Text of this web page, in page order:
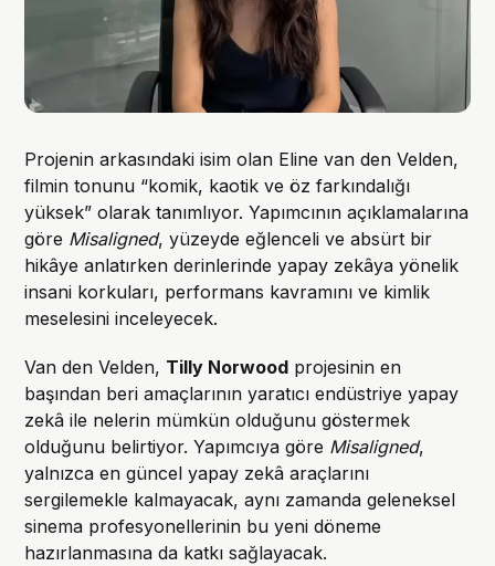
Projenin arkasındaki isim olan Eline van den Velden,
filmin tonunu “komik, kaotik ve öz farkındalığı
yüksek” olarak tanımlıyor. Yapımcının açıklamalarına
göre Misaligned, yüzeyde eğlenceli ve absürt bir
hikâye anlatırken derinlerinde yapay zekâya yönelik
insani korkuları, performans kavramını ve kimlik
meselesini inceleyecek.
Van den Velden, Tilly Norwood projesinin en
başından beri amaçlarının yaratıcı endüstriye yapay
zekâ ile nelerin mümkün olduğunu göstermek
olduğunu belirtiyor. Yapımcıya göre Misaligned,
yalnızca en güncel yapay zekâ araçlarını
sergilemekle kalmayacak, aynı zamanda geleneksel
sinema profesyonellerinin bu yeni döneme
hazırlanmasına da katkı sağlayacak.